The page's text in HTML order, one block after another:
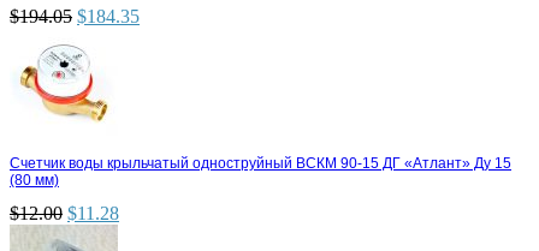
$194.05 $184.35
Счетчик воды крыльчатый одноструйный ВСКМ 90-15 ДГ «Атлант» Ду 15
(80 мм)
$12.00 $11.28